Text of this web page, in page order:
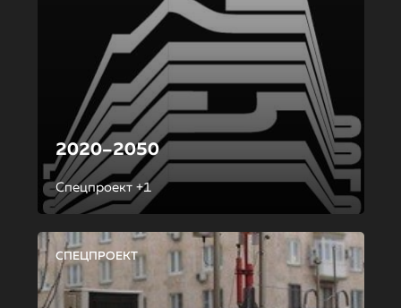
2020–2050
Спецпроект +1
СПЕЦПРОЕКТ